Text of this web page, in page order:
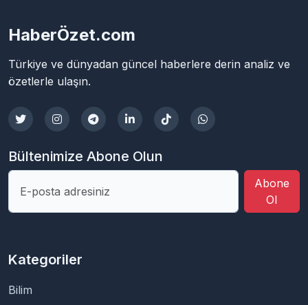
HaberÖzet.com
Türkiye ve dünyadan güncel haberlere derin analiz ve
özetlerle ulaşın.
Bültenimize Abone Olun
Abone
Ol
Kategoriler
Bilim